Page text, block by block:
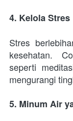
4. Kelola Stres
Stres
kesehatan.
seperti
mengurangi
5. Minum Air